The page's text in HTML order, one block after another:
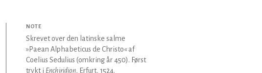
NOTE
Skrevet over den latinske salme
»Paean Alphabeticus de Christo« af
Coelius Sedulius (omkring år 450). Først
trykt i Enchiridion, Erfurt, 1524.